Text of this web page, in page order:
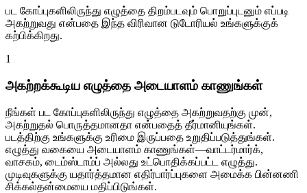
பட கோப்புகளிலிருந்து எழுத்தை திறம்படவும் பொறுப்புடனும் எப்படி
அகற்றுவது என்பதை இந்த விரிவான டுடோரியல் உங்களுக்குக்
கற்பிக்கிறது.
1
அகற்றக்கூடிய எழுத்தை அடையாளம் காணுங்கள்
நீங்கள் பட கோப்புகளிலிருந்து எழுத்தை அகற்றுவதற்கு முன்,
அகற்றுதல் பொருத்தமானதா என்பதைத் தீர்மானியுங்கள்.
படத்திற்கு உங்களுக்கு உரிமை இருப்பதை உறுதிப்படுத்துங்கள்.
எழுத்து வகையை அடையாளம் காணுங்கள்—வாட்டர்மார்க்,
வாசகம், டைம்ஸ்டாம்ப் அல்லது உட்பொதிக்கப்பட்ட எழுத்து.
முடிவுகளுக்கு யதார்த்தமான எதிர்பார்ப்புகளை அமைக்க பின்னணி
சிக்கல்தன்மையை மதிப்பிடுங்கள்.